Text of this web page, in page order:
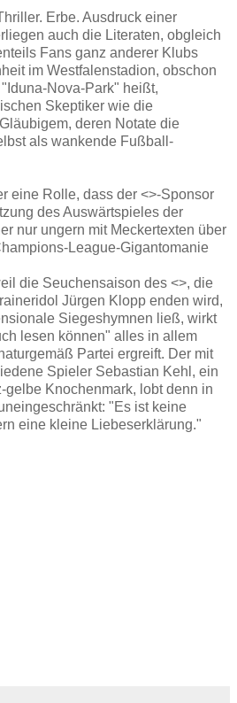
Erbe. Ausdruck einer
auch die Literaten, obgleich
Fans ganz anderer Klubs
im Westfalenstadion, obschon
Nova-Park" heißt,
Skeptiker wie die
deren Notate die
als wankende Fußball-
eine Rolle, dass der <>-Sponsor
des Auswärtspieles der
nur ungern mit Meckertexten über
League-Gigantomanie
die Seuchensaison des <>, die
Jürgen Klopp enden wird,
Siegeshymnen ließ, wirkt
lesen können" alles in allem
Partei ergreift. Der mit
Spieler Sebastian Kehl, ein
gelbe Knochenmark, lobt denn in
"Es ist keine
eine kleine Liebeserklärung."